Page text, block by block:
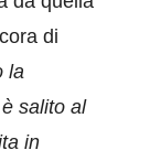
di
la
salito al
in